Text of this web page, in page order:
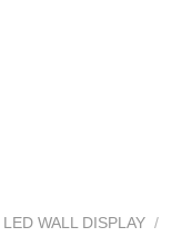
LED WALL DISPLAY /